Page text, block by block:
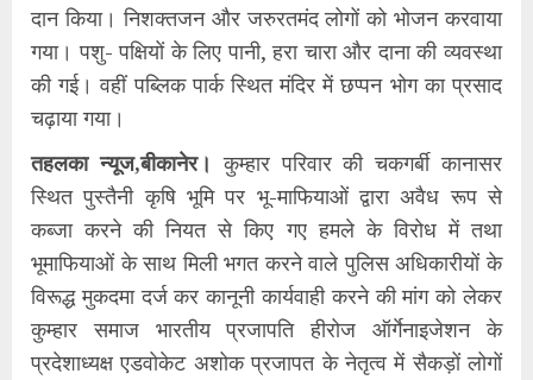
दान किया। निशक्तजन और जरुरतमंद लोगों को भोजन करवाया
गया। पशु- पक्षियों के लिए पानी, हरा चारा और दाना की व्यवस्था
की गई। वहीं पब्लिक पार्क स्थित मंदिर में छप्पन भोग का प्रसाद
चढ़ाया गया।
तहलका न्यूज,बीकानेर। कुम्हार परिवार की चकगर्बी कानासर
स्थित पुस्तैनी कृषि भूमि पर भू-माफियाओं द्वारा अवैध रूप से
कब्जा करने की नियत से किए गए हमले के विरोध में तथा
भूमाफियाओं के साथ मिली भगत करने वाले पुलिस अधिकारीयों के
विरूद्ध मुकदमा दर्ज कर कानूनी कार्यवाही करने की मांग को लेकर
कुम्हार समाज भारतीय प्रजापति हीरोज ऑर्गेनाइजेशन के
प्रदेशाध्यक्ष एडवोकेट अशोक प्रजापत के नेतृत्व में सैकड़ों लोगों